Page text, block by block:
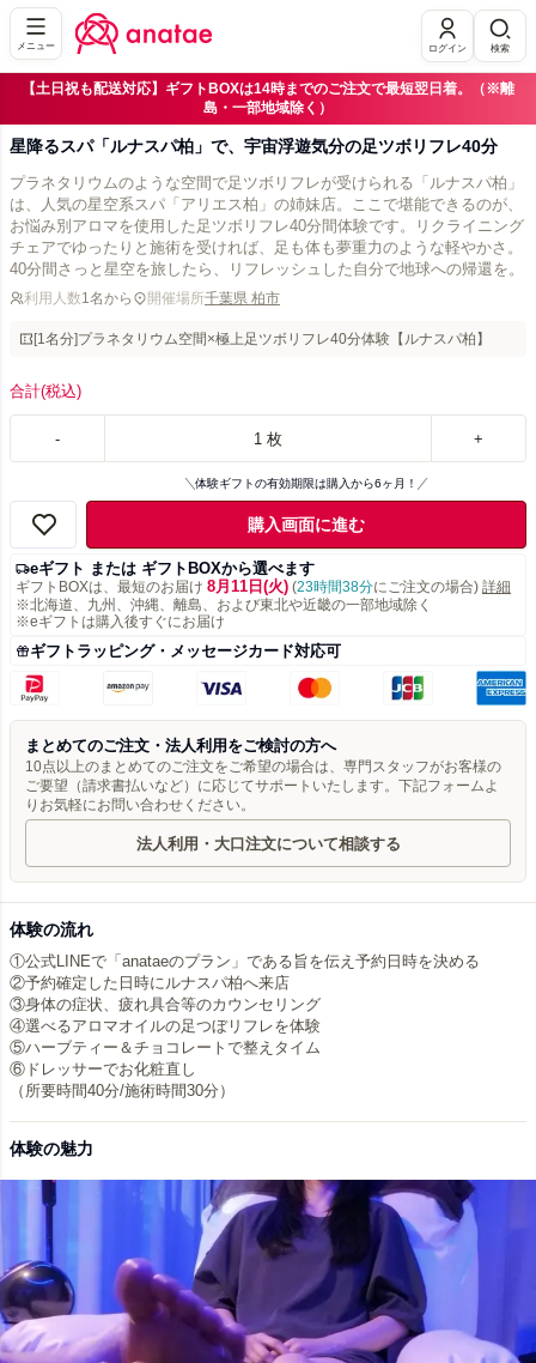
メニュー ログイン 検索
【土日祝も配送対応】ギフトBOXは14時までのご注文で最短翌日着。（※離
島・一部地域除く）
星降るスパ「ルナスパ柏」で、宇宙浮遊気分の足ツボリフレ40分
プラネタリウムのような空間で足ツボリフレが受けられる「ルナスパ柏」
は、人気の星空系スパ「アリエス柏」の姉妹店。ここで堪能できるのが、
お悩み別アロマを使用した足ツボリフレ40分間体験です。リクライニング
チェアでゆったりと施術を受ければ、足も体も夢重力のような軽やかさ。
40分間さっと星空を旅したら、リフレッシュした自分で地球への帰還を。
利用人数1名から 開催場所千葉県 柏市
[1名分]プラネタリウム空間×極上足ツボリフレ40分体験【ルナスパ柏】
合計(税込)
- 1 枚 +
体験ギフトの有効期限は購入から6ヶ月！
購入画面に進む
eギフト または ギフトBOXから選べます
ギフトBOXは、最短のお届け 8月11日(火) (23時間38分にご注文の場合) 詳細
※北海道、九州、沖縄、離島、および東北や近畿の一部地域除く
※eギフトは購入後すぐにお届け
ギフトラッピング・メッセージカード対応可
まとめてのご注文・法人利用をご検討の方へ
10点以上のまとめてのご注文をご希望の場合は、専門スタッフがお客様の
ご要望（請求書払いなど）に応じてサポートいたします。下記フォームよ
りお気軽にお問い合わせください。
法人利用・大口注文について相談する
体験の流れ
①公式LINEで「anataeのプラン」である旨を伝え予約日時を決める
②予約確定した日時にルナスパ柏へ来店
③身体の症状、疲れ具合等のカウンセリング
④選べるアロマオイルの足つぼリフレを体験
⑤ハーブティー＆チョコレートで整えタイム
⑥ドレッサーでお化粧直し
（所要時間40分/施術時間30分）
体験の魅力